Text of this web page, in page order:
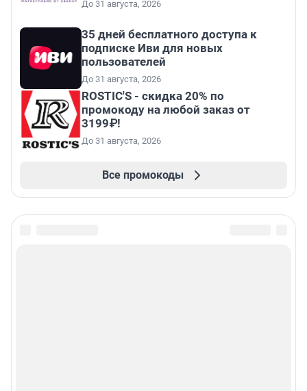
До 31 августа, 2026
35 дней бесплатного доступа к
подписке Иви для новых
пользователей
До 31 августа, 2026
ROSTIC'S - скидка 20% по
промокоду на любой заказ от
3199₽!
До 31 августа, 2026
Все промокоды